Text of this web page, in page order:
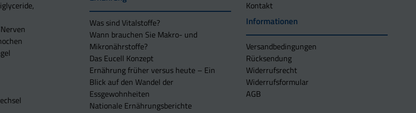
Was sind Vitalstoffe?
Wann brauchen Sie Makro- und
Mikronährstoffe?
Das Eucell Konzept
Ernährung früher versus heute – Ein
Blick auf den Wandel der
Essgewohnheiten
Nationale Ernährungsberichte
Kontakt
Informationen
Versandbedingungen
Rücksendung
Widerrufsrecht
Widerrufsformular
AGB